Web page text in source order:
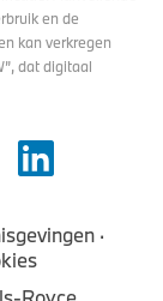
en de
kan verkregen
dat digitaal